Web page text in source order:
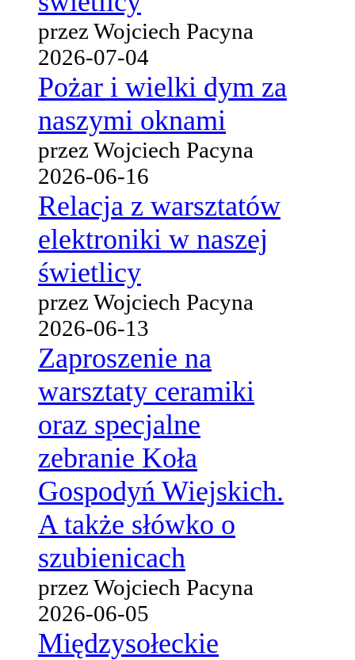
przez Wojciech Pacyna
2026-07-04
Pożar i wielki dym za
naszymi oknami
przez Wojciech Pacyna
2026-06-16
Relacja z warsztatów
elektroniki w naszej
świetlicy
przez Wojciech Pacyna
2026-06-13
Zaproszenie na
warsztaty ceramiki
oraz specjalne
zebranie Koła
Gospodyń Wiejskich.
A także słówko o
szubienicach
przez Wojciech Pacyna
2026-06-05
Międzysołeckie